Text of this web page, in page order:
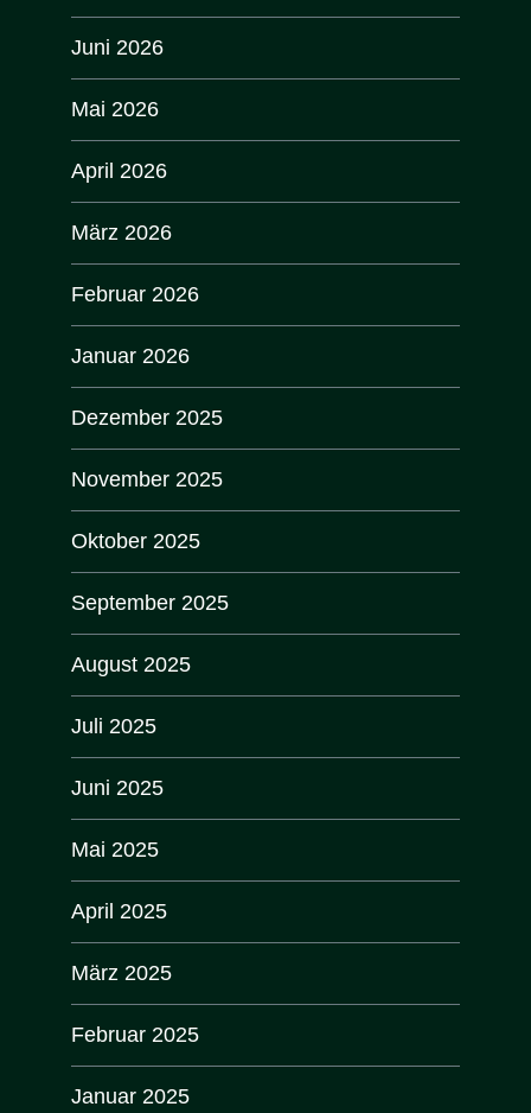
Juni 2026
Mai 2026
April 2026
März 2026
Februar 2026
Januar 2026
Dezember 2025
November 2025
Oktober 2025
September 2025
August 2025
Juli 2025
Juni 2025
Mai 2025
April 2025
März 2025
Februar 2025
Januar 2025